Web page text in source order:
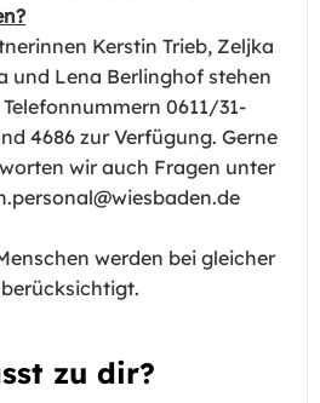
Kerstin Trieb, Zeljka
und Lena Berlinghof stehen
0611/31-
4686 zur Verfügung. Gerne
wir auch Fragen unter
werden bei gleicher
zu dir?